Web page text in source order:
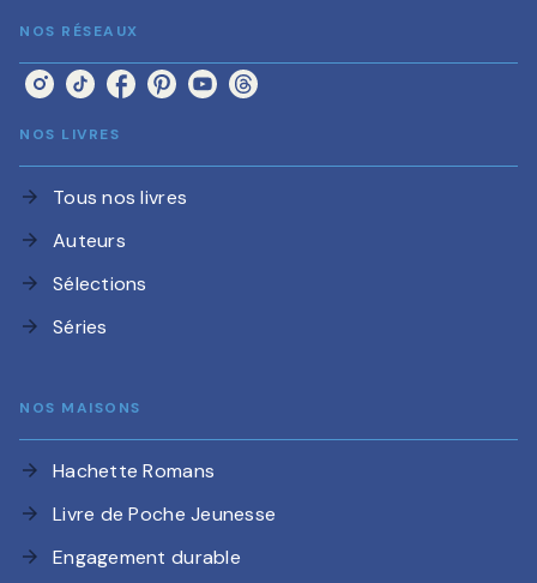
NOS RÉSEAUX
NOS LIVRES
arrow_forward Tous nos livres
arrow_forward Auteurs
arrow_forward Sélections
arrow_forward Séries
NOS MAISONS
arrow_forward Hachette Romans
arrow_forward Livre de Poche Jeunesse
arrow_forward Engagement durable